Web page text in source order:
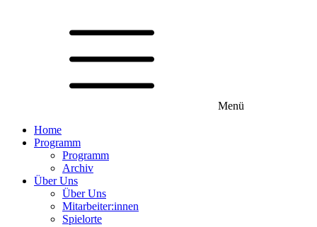
Menü
Home
Programm
Programm
Archiv
Über Uns
Über Uns
Mitarbeiter:innen
Spielorte